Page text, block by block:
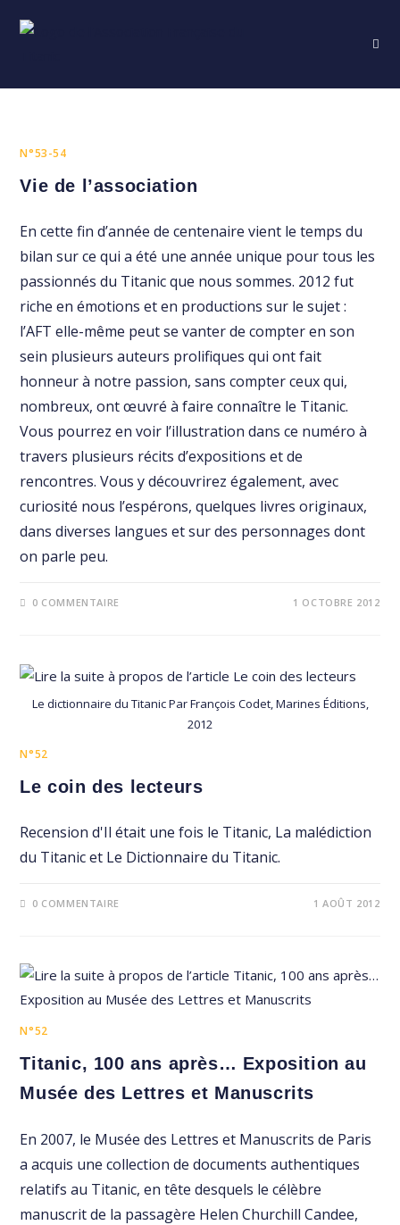
N°53-54
Vie de l’association
En cette fin d’année de centenaire vient le temps du
bilan sur ce qui a été une année unique pour tous les
passionnés du Titanic que nous sommes. 2012 fut
riche en émotions et en productions sur le sujet :
l’AFT elle-même peut se vanter de compter en son
sein plusieurs auteurs prolifiques qui ont fait
honneur à notre passion, sans compter ceux qui,
nombreux, ont œuvré à faire connaître le Titanic.
Vous pourrez en voir l’illustration dans ce numéro à
travers plusieurs récits d’expositions et de
rencontres. Vous y découvrirez également, avec
curiosité nous l’espérons, quelques livres originaux,
dans diverses langues et sur des personnages dont
on parle peu.
0 COMMENTAIRE 1 OCTOBRE 2012
Le dictionnaire du Titanic Par François Codet, Marines Éditions,
2012
N°52
Le coin des lecteurs
Recension d'Il était une fois le Titanic, La malédiction
du Titanic et Le Dictionnaire du Titanic.
0 COMMENTAIRE 1 AOÛT 2012
N°52
Titanic, 100 ans après… Exposition au
Musée des Lettres et Manuscrits
En 2007, le Musée des Lettres et Manuscrits de Paris
a acquis une collection de documents authentiques
relatifs au Titanic, en tête desquels le célèbre
manuscrit de la passagère Helen Churchill Candee,